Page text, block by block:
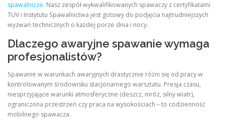
spawalnicze. Nasz zespół wykwalifikowanych spawaczy z certyfikatami
TUV i Instytutu Spawalnictwa jest gotowy do podjęcia najtrudniejszych
wyzwań technicznych o każdej porze dnia i nocy.
Dlaczego awaryjne spawanie wymaga
profesjonalistów?
Spawanie w warunkach awaryjnych drastycznie różni się od pracy w
kontrolowanym środowisku stacjonarnego warsztatu. Presja czasu,
niesprzyjające warunki atmosferyczne (deszcz, mróz, silny wiatr),
ograniczona przestrzeń czy praca na wysokościach – to codzienność
mobilnego spawacza.